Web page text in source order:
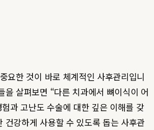
요한 것이 바로 체계적인 사후관리입니
살펴보면 “다른 치과에서 뼈이식이 어
과 고난도 수술에 대한 깊은 이해를 갖
강하게 사용할 수 있도록 돕는 사후관